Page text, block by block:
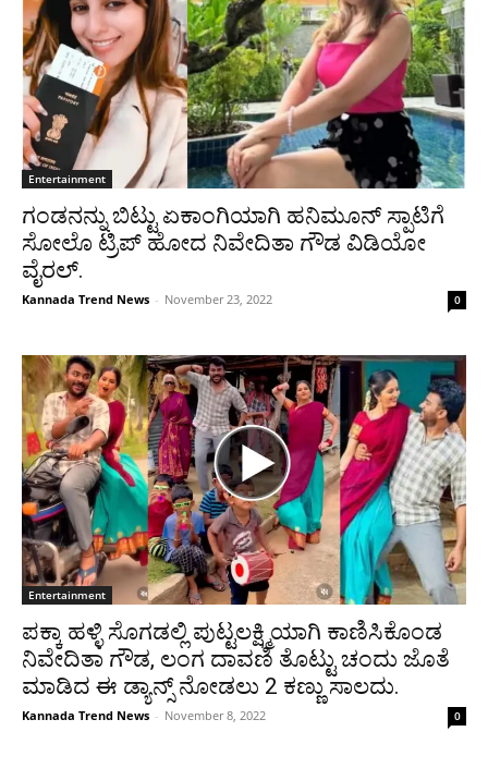
Entertainment
ಗಂಡನನ್ನು ಬಿಟ್ಟು ಏಕಾಂಗಿಯಾಗಿ ಹನಿಮೂನ್ ಸ್ಪಾಟಿಗೆ
ಸೋಲೊ ಟ್ರಿಪ್ ಹೋದ ನಿವೇದಿತಾ ಗೌಡ ವಿಡಿಯೋ
ವೈರಲ್‌.
Kannada Trend News - November 23, 2022 0
Entertainment
ಪಕ್ಕಾ ಹಳ್ಳಿ ಸೊಗಡಲ್ಲಿ ಪುಟ್ಟಲಕ್ಷ್ಮಿಯಾಗಿ ಕಾಣಿಸಿಕೊಂಡ
ನಿವೇದಿತಾ ಗೌಡ, ಲಂಗ ದಾವಣಿ ತೊಟ್ಟು ಚಂದು ಜೊತೆ
ಮಾಡಿದ ಈ ಡ್ಯಾನ್ಸ್ ನೋಡಲು 2 ಕಣ್ಣು ಸಾಲದು.
Kannada Trend News - November 8, 2022 0